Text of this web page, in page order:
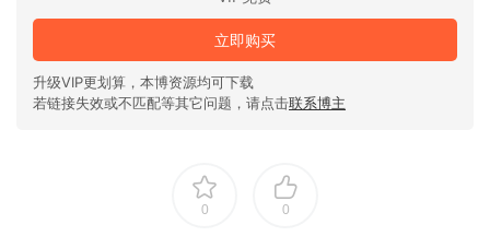
立即购买
升级VIP更划算，本博资源均可下载
若链接失效或不匹配等其它问题，请点击联系博主
0 0